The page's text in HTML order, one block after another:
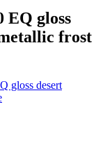
EQ gloss
frost
gloss desert